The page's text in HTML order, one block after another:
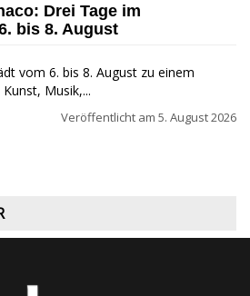
Drei Tage im
bis 8. August
vom 6. bis 8. August zu einem
Musik,...
Veröffentlicht am 5. August 2026